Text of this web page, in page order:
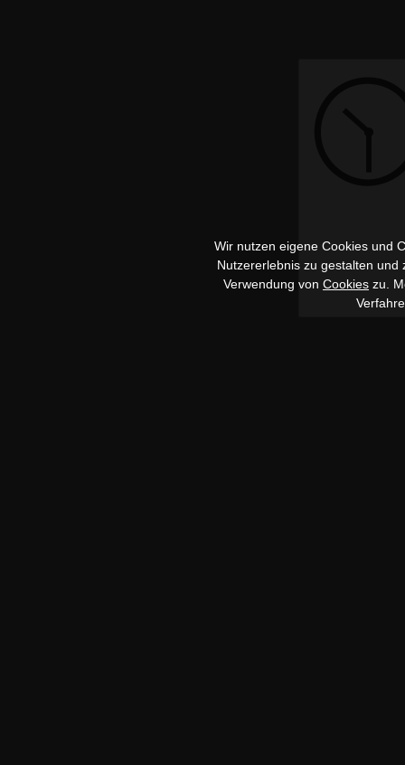
Wir nutzen eigene Cookies und
Nutzererlebnis zu gestalten
Verwendung von Cookies zu.